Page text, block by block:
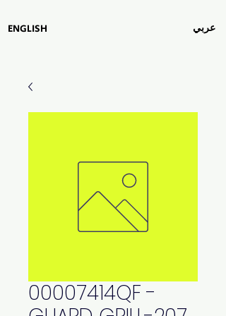
عربي ENGLISH
00007414QF -